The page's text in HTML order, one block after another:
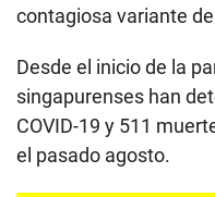
contagiosa variante
Desde el inicio de la
singapurenses han
COVID-19 y 511
el pasado agosto.